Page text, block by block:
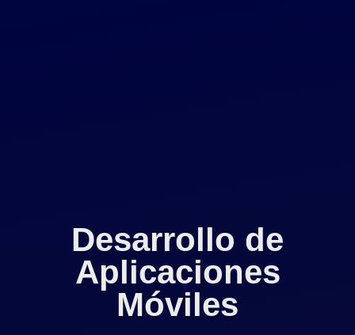
Desarrollo de
Aplicaciones
Móviles